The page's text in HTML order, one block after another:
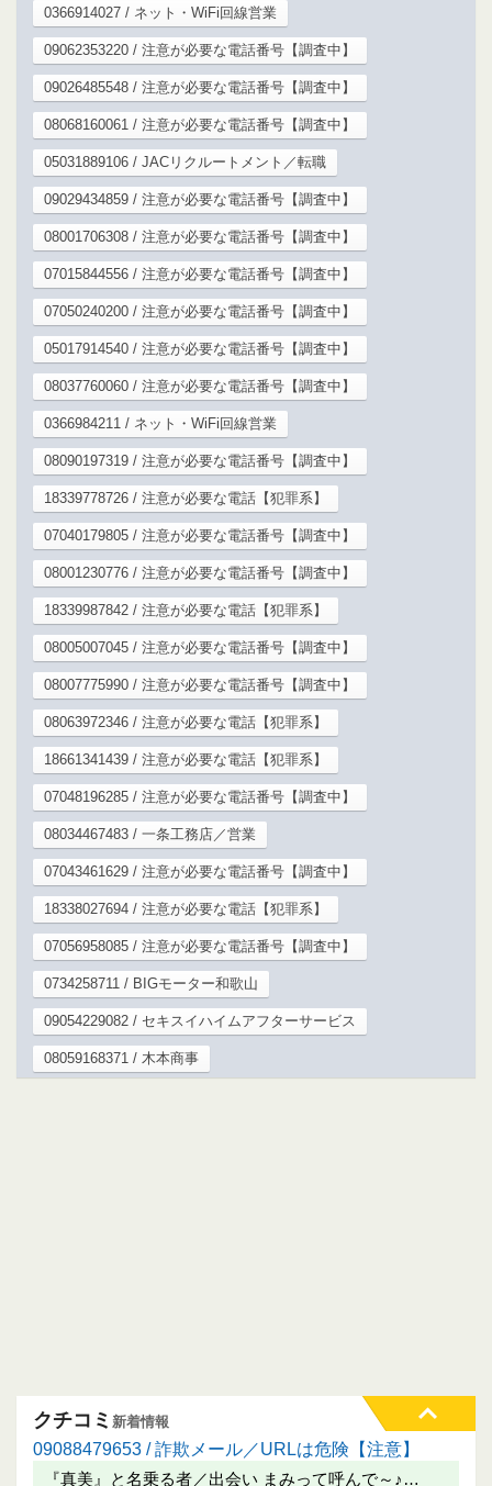
0366914027 / ネット・WiFi回線営業
09062353220 / 注意が必要な電話番号【調査中】
09026485548 / 注意が必要な電話番号【調査中】
08068160061 / 注意が必要な電話番号【調査中】
05031889106 / JACリクルートメント／転職
09029434859 / 注意が必要な電話番号【調査中】
08001706308 / 注意が必要な電話番号【調査中】
07015844556 / 注意が必要な電話番号【調査中】
07050240200 / 注意が必要な電話番号【調査中】
05017914540 / 注意が必要な電話番号【調査中】
08037760060 / 注意が必要な電話番号【調査中】
0366984211 / ネット・WiFi回線営業
08090197319 / 注意が必要な電話番号【調査中】
18339778726 / 注意が必要な電話【犯罪系】
07040179805 / 注意が必要な電話番号【調査中】
08001230776 / 注意が必要な電話番号【調査中】
18339987842 / 注意が必要な電話【犯罪系】
08005007045 / 注意が必要な電話番号【調査中】
08007775990 / 注意が必要な電話番号【調査中】
08063972346 / 注意が必要な電話【犯罪系】
18661341439 / 注意が必要な電話【犯罪系】
07048196285 / 注意が必要な電話番号【調査中】
08034467483 / 一条工務店／営業
07043461629 / 注意が必要な電話番号【調査中】
18338027694 / 注意が必要な電話【犯罪系】
07056958085 / 注意が必要な電話番号【調査中】
0734258711 / BIGモーター和歌山
09054229082 / セキスイハイムアフターサービス
08059168371 / 木本商事
クチコミ 新着情報
09088479653 / 詐欺メール／URLは危険【注意】
『真美』と名乗る者／出会い まみって呼んで～♪…